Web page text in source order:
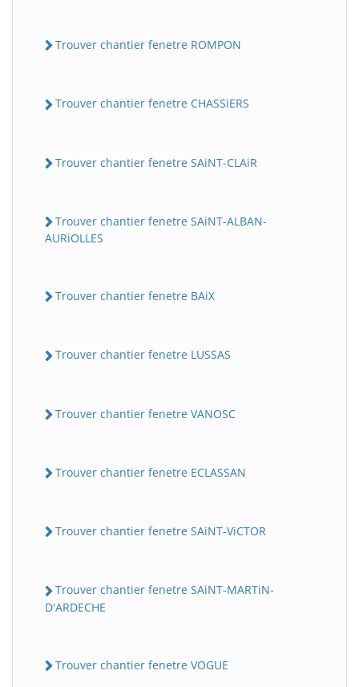
Trouver chantier fenetre ROMPON
Trouver chantier fenetre CHASSiERS
Trouver chantier fenetre SAiNT-CLAiR
Trouver chantier fenetre SAiNT-ALBAN-
AURiOLLES
Trouver chantier fenetre BAiX
Trouver chantier fenetre LUSSAS
Trouver chantier fenetre VANOSC
Trouver chantier fenetre ECLASSAN
Trouver chantier fenetre SAiNT-ViCTOR
Trouver chantier fenetre SAiNT-MARTiN-
D'ARDECHE
Trouver chantier fenetre VOGUE